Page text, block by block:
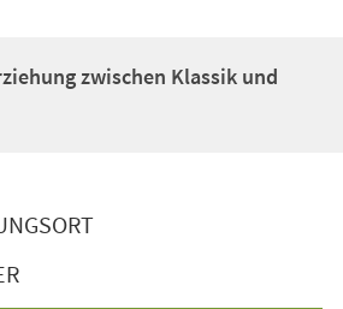
zwischen Klassik und